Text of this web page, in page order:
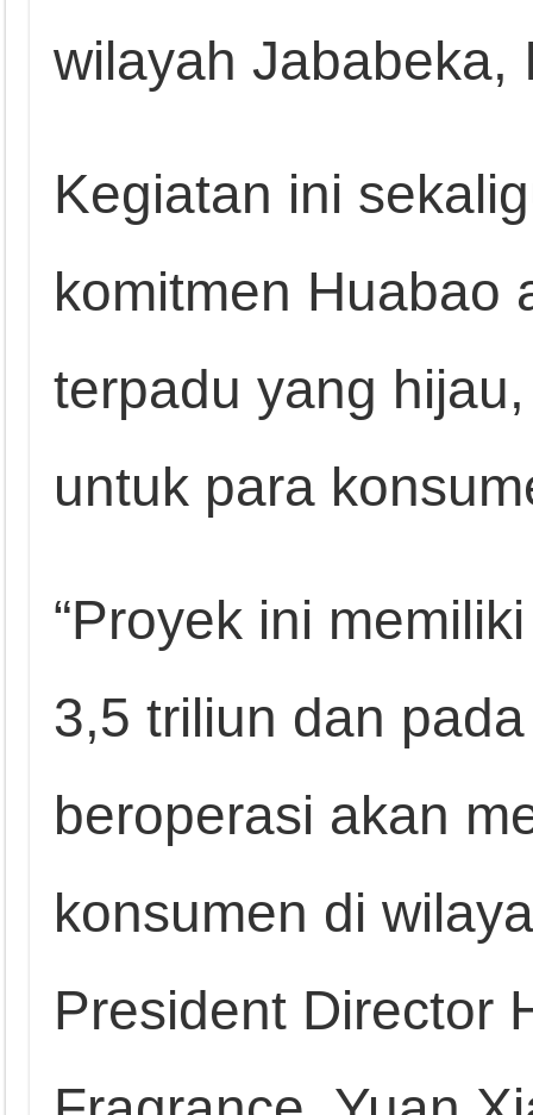
wilayah
Kegiatan ini
komitmen Huabao
terpadu yang
untuk para
“Proyek ini
3,5 triliun dan
beroperasi akan
konsumen di
President Director